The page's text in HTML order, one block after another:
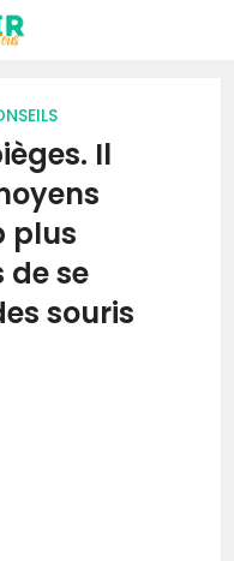
Il
plus
se
souris